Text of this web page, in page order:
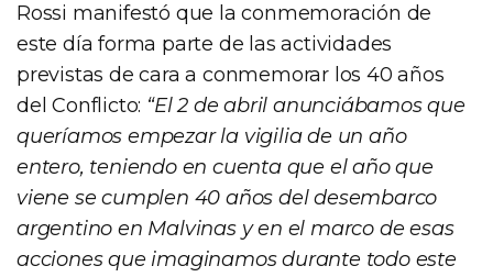
Rossi manifestó que la conmemoración de
este día forma parte de las actividades
previstas de cara a conmemorar los 40 años
del Conflicto: “El 2 de abril anunciábamos que
queríamos empezar la vigilia de un año
entero, teniendo en cuenta que el año que
viene se cumplen 40 años del desembarco
argentino en Malvinas y en el marco de esas
acciones que imaginamos durante todo este